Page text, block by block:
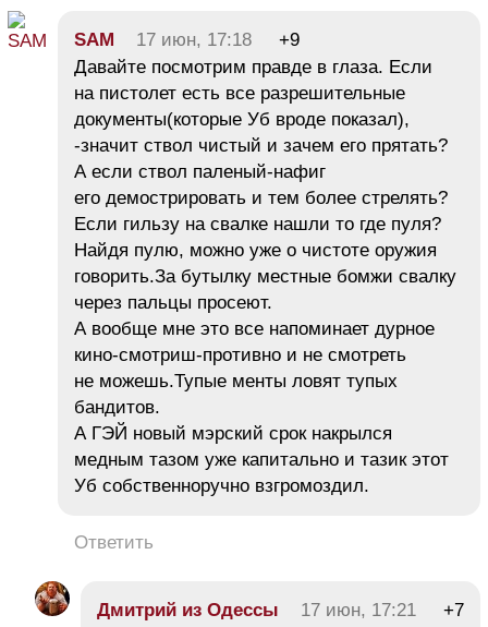
SAM 17 июн, 17:18
+9
Давайте посмотрим правде в глаза. Если
на пистолет есть все разрешительные
документы(которые Уб вроде показал),
-значит ствол чистый и зачем его прятать?
А если ствол паленый-нафиг
его демострировать и тем более стрелять?
Если гильзу на свалке нашли то где пуля?
Найдя пулю, можно уже о чистоте оружия
говорить.За бутылку местные бомжи свалку
через пальцы просеют.
А вообще мне это все напоминает дурное
кино-смотриш-противно и не смотреть
не можешь.Тупые менты ловят тупых
бандитов.
А ГЭЙ новый мэрский срок накрылся
медным тазом уже капитально и тазик этот
Уб собственноручно взгромоздил.
Ответить
Дмитрий из Одессы 17 июн, 17:21 +7